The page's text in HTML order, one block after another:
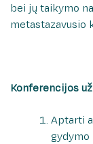
bei jų taikymo
metastazavusio
Konferencijos
Aptarti
gydymo